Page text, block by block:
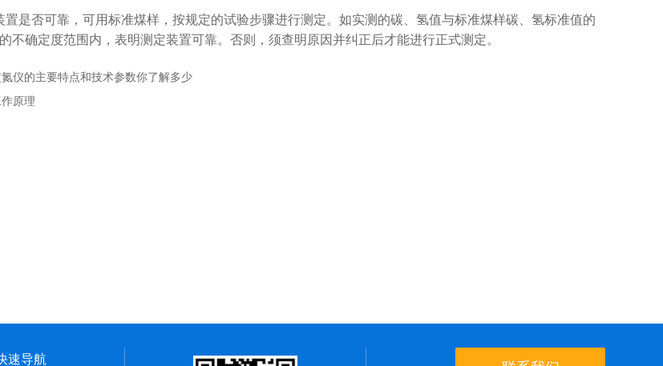
是否可靠，可用标准煤样，按规定的试验步骤进行测定。如实测的碳、氢值与标准煤样碳、氢标准值的
不确定度范围内，表明测定装置可靠。否则，须查明原因并纠正后才能进行正式测定。
仪的主要特点和技术参数你了解多少
原理
速导航